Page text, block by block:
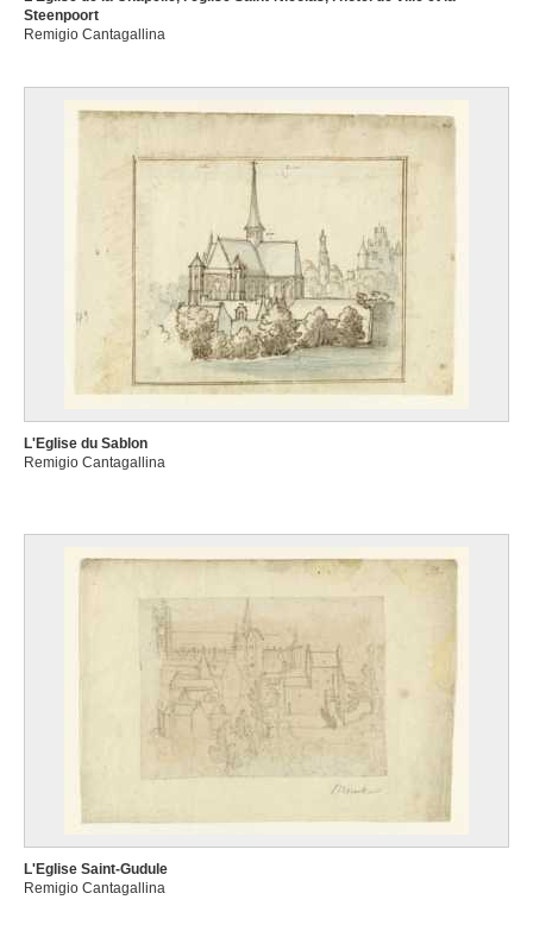
Steenpoort
Remigio Cantagallina
L'Eglise du Sablon
Remigio Cantagallina
L'Eglise Saint-Gudule
Remigio Cantagallina